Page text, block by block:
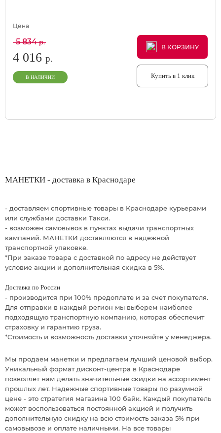
Цена
5 834р.
4 016 р.
В НАЛИЧИИ
В КОРЗИНУ
В КОРЗИНУ
В КОРЗИНУ
Купить в 1 клик
МАНЕТКИ - доставка в Краснодаре
- доставляем спортивные товары в Краснодаре курьерами
или службами доставки Такси.
- возможен самовывоз в пунктах выдачи транспортных
кампаний. МАНЕТКИ доставляются в надежной
транспортной упаковке.
*При заказе товара с доставкой по адресу не действует
условие акции и дополнительная скидка в 5%.
Доставка по России
- производится при 100% предоплате и за счет покупателя.
Для отправки в каждый регион мы выберем наиболее
подходящую транспортную компанию, которая обеспечит
страховку и гарантию груза.
*Стоимость и возможность доставки уточняйте у менеджера.
Мы продаем манетки и предлагаем лучший ценовой выбор.
Уникальный формат дисконт-центра в Краснодаре
позволяет нам делать значительные скидки на ассортимент
прошлых лет. Надежные спортивные товары по разумной
цене - это стратегия магазина 100 байк. Каждый покупатель
может воспользоваться постоянной акцией и получить
дополнительную скидку на всю стоимость заказа 5% при
самовывозе и оплате наличными. На все товары